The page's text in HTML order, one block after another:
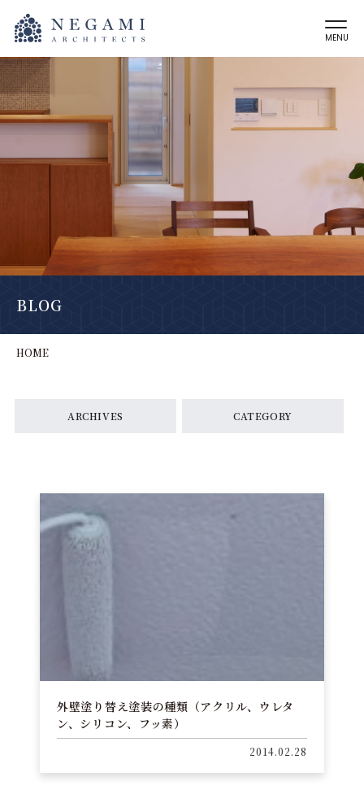
MENU
BLOG
HOME
ARCHIVES CATEGORY
外壁塗り替え塗装の種類（アクリル、ウレタ
ン、シリコン、フッ素）
2014.02.28